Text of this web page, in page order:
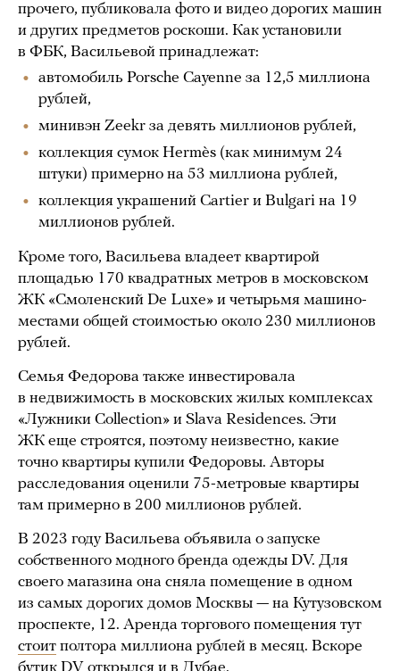
прочего, публиковала фото и видео дорогих машин
и других предметов роскоши. Как установили
в ФБК, Васильевой принадлежат:
автомобиль Porsche Cayenne за 12,5 миллиона
рублей,
минивэн Zeekr за девять миллионов рублей,
коллекция сумок Hermès (как минимум 24
штуки) примерно на 53 миллиона рублей,
коллекция украшений Cartier и Bulgari на 19
миллионов рублей.
Кроме того, Васильева владеет квартирой
площадью 170 квадратных метров в московском
ЖК «Смоленский De Luxe» и четырьмя машино-
местами общей стоимостью около 230 миллионов
рублей.
Семья Федорова также инвестировала
в недвижимость в московских жилых комплексах
«Лужники Collection» и Slava Residences. Эти
ЖК еще строятся, поэтому неизвестно, какие
точно квартиры купили Федоровы. Авторы
расследования оценили 75-метровые квартиры
там примерно в 200 миллионов рублей.
В 2023 году Васильева объявила о запуске
собственного модного бренда одежды DV. Для
своего магазина она сняла помещение в одном
из самых дорогих домов Москвы — на Кутузовском
проспекте, 12. Аренда торгового помещения тут
стоит полтора миллиона рублей в месяц. Вскоре